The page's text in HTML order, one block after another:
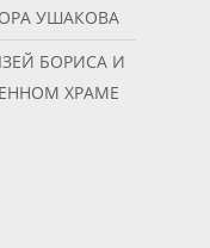
УШАКОВА
БОРИСА И
ХРАМЕ